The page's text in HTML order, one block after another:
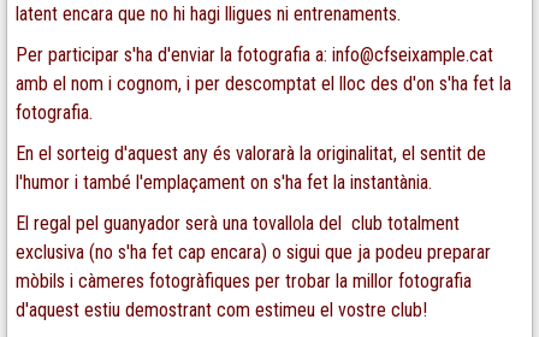
latent encara que no hi hagi lligues ni entrenaments.
Per participar s'ha d'enviar la fotografia a: info@cfseixample.cat
amb el nom i cognom, i per descomptat el lloc des d'on s'ha fet la
fotografia.
En el sorteig d'aquest any és valorarà la originalitat, el sentit de
l'humor i també l'emplaçament on s'ha fet la instantània.
El regal pel guanyador serà una tovallola del club totalment
exclusiva (no s'ha fet cap encara) o sigui que ja podeu preparar
mòbils i càmeres fotogràfiques per trobar la millor fotografia
d'aquest estiu demostrant com estimeu el vostre club!